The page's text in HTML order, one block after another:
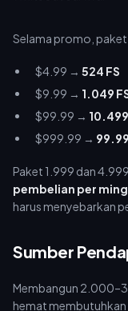
Selama promo,
$4.99 → 524 FS
$9.99 → 1.049
$99.99 →
$999.99 →
Paket 1.999 dan
pembelian per
harus menyebarkan
Sumber
Membangun
hemat membutuhkan